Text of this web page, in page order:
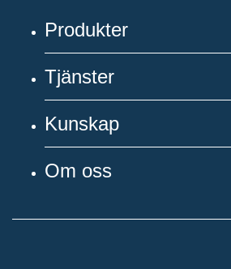
Produkter
Tjänster
Kunskap
Om oss